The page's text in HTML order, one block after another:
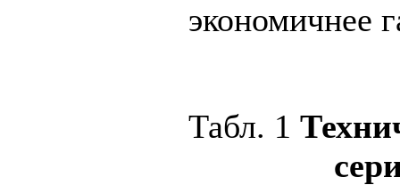
экономичнее
Табл. 1